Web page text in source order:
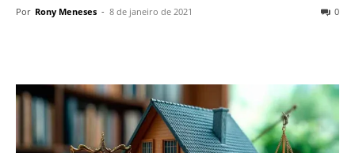
Por Rony Meneses - 8 de janeiro de 2021 0